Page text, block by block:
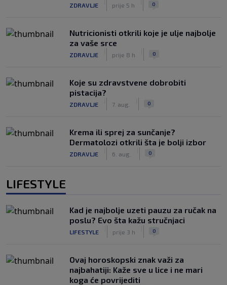
ZDRAVLJE prije 5 h 0
Nutricionisti otkrili koje je ulje najbolje
za vaše srce
ZDRAVLJE prije 8 h 0
Koje su zdravstvene dobrobiti
pistacija?
ZDRAVLJE 7. aug. 0
Krema ili sprej za sunčanje?
Dermatolozi otkrili šta je bolji izbor
ZDRAVLJE 6. aug. 0
LIFESTYLE
Kad je najbolje uzeti pauzu za ručak na
poslu? Evo šta kažu stručnjaci
LIFESTYLE prije 3 h 0
Ovaj horoskopski znak važi za
najbahatiji: Kaže sve u lice i ne mari
koga će povrijediti